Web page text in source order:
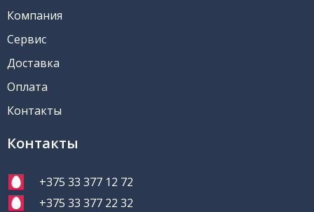
Компания
Сервис
Доставка
Оплата
Контакты
Контакты
+375 33 377 12 72
+375 33 377 22 32